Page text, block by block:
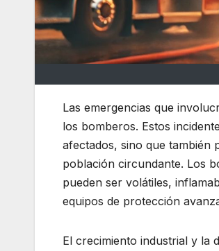
Las emergencias que
los bomberos. Estos
afectados, sino que también
población circundante. Los
pueden ser volátiles,
equipos de protección
El crecimiento industrial y la